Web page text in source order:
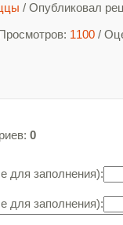
/ Опубликовал
1100 /
: 0
для заполнения):
для заполнения):